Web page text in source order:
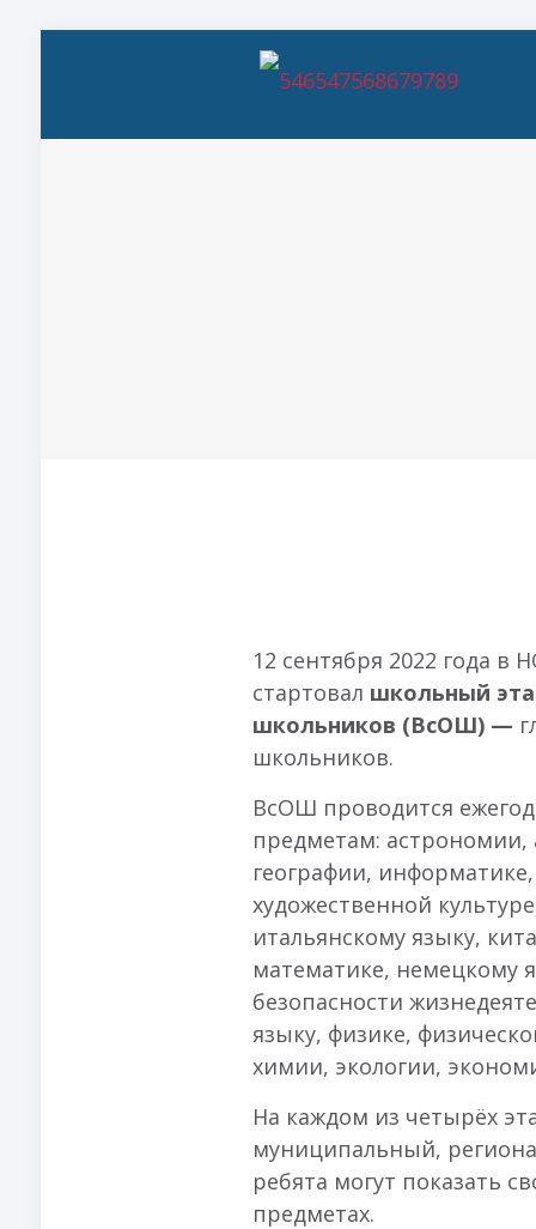
12 сентября 2022 года в
стартовал школьный
школьников (ВсОШ) —
школьников.
ВсОШ проводится
предметам: астрономии,
географии,
художественной
итальянскому языку,
математике, немецкому
безопасности
языку, физике,
химии, экологии,
На каждом из четырёх
муниципальный,
ребята могут показать
предметах.